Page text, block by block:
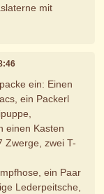
mit
ein: Einen
ein Packerl
einen Kasten
Zwerge, zwei T-
ein Paar
Lederpeitsche,